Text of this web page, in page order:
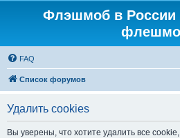
Флэшмоб в России
FAQ
Список форумов
Удалить cookies
Вы уверены, что хотите удалить все